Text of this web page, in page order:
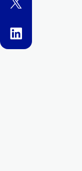
linkedin